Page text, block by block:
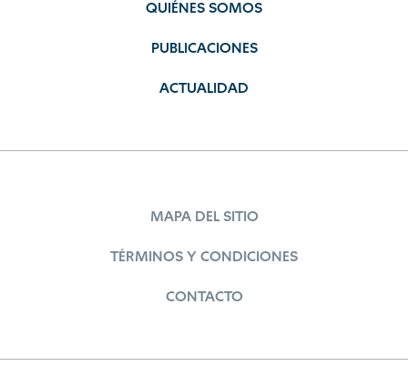
QUIÉNES SOMOS
PUBLICACIONES
ACTUALIDAD
MAPA DEL SITIO
TÉRMINOS Y CONDICIONES
CONTACTO